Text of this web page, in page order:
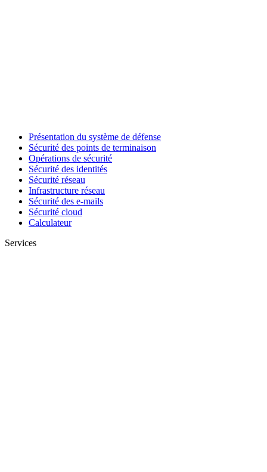
Présentation du système de défense
Sécurité des points de terminaison
Opérations de sécurité
Sécurité des identités
Sécurité réseau
Infrastructure réseau
Sécurité des e-mails
Sécurité cloud
Calculateur
Services